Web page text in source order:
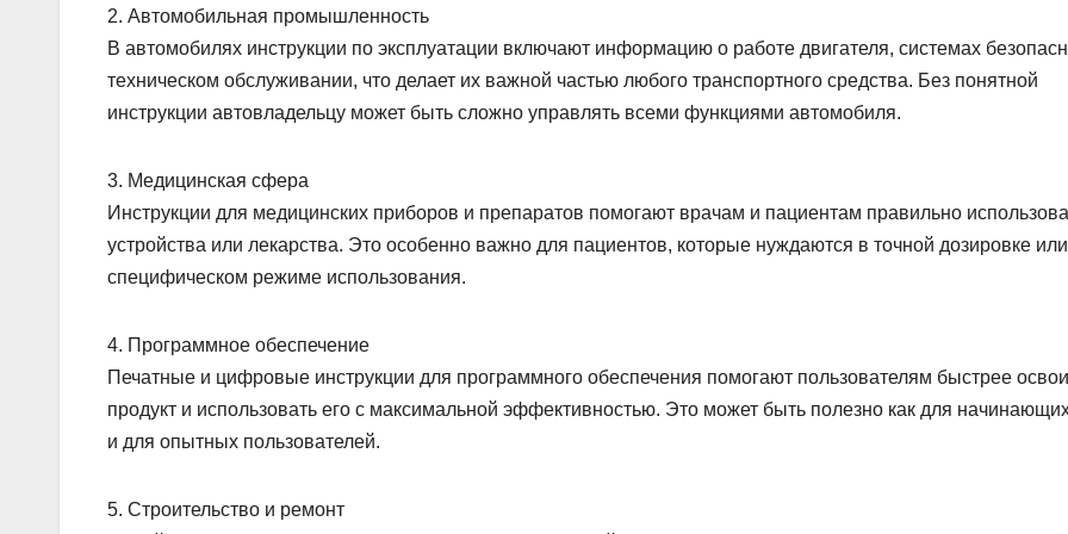
2. Автомобильная промышленность
В автомобилях инструкции по эксплуатации включают информацию о работе двигателя, системах
техническом обслуживании, что делает их важной частью любого транспортного средства. Без понятной
инструкции автовладельцу может быть сложно управлять всеми функциями автомобиля.
3. Медицинская сфера
Инструкции для медицинских приборов и препаратов помогают врачам и пациентам правильно
устройства или лекарства. Это особенно важно для пациентов, которые нуждаются в точной дозировке или
специфическом режиме использования.
4. Программное обеспечение
Печатные и цифровые инструкции для программного обеспечения помогают пользователям быстрее
продукт и использовать его с максимальной эффективностью. Это может быть полезно как для
и для опытных пользователей.
5. Строительство и ремонт